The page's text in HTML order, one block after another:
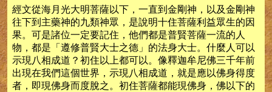
經文從海月光大明菩薩以下，一直到金剛神，以及金剛神
往下到主藥神的九類神眾，是說明十住菩薩利益眾生的因
果。可是諸位一定要記住，他們都是普賢菩薩一流的人
物，都是「遵修普賢大士之德」的法身大士。什麼人可以
示現八相成道？初住以上都可以。像釋迦牟尼佛三千年前
出現在我們這個世界，示現八相成道，就是應以佛身得度
者，即現佛身而度脫之。初住菩薩都能現佛身，佛以下的